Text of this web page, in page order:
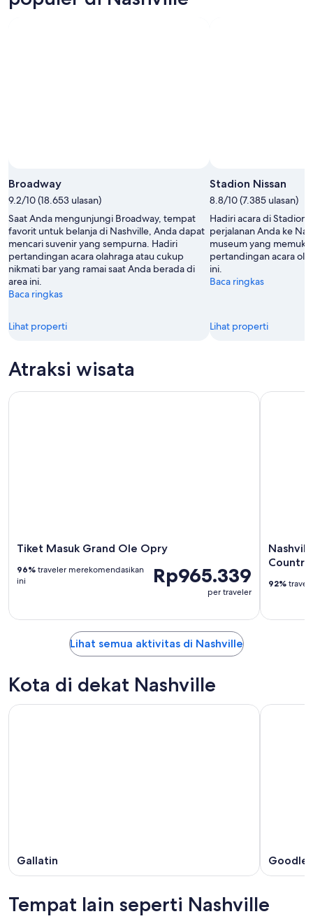
-
8
akhir
Broadway
9.2/10 (18.653 ulasan)
Saat Anda mengunjungi Broadway, tempat
favorit untuk belanja di Nashville, Anda dapat
mencari suvenir yang sempurna. Hadiri
pertandingan acara olahraga atau cukup
nikmati bar yang ramai saat Anda berada di
area ini.
Baca ringkas
Lihat properti
Stadion Nissan
8.8/10 (7.385 ulasan)
Hadiri acara di Stadion
perjalanan Anda ke
museum yang
pertandingan acara
ini.
Baca ringkas
Lihat properti
Atraksi wisata
Tiket Masuk Grand Ole Opry
Rp965.339
per traveler
96% traveler merekomendasikan
ini
Tiket Masuk Grand Ole Opry
Country
92%
Nashville:
Lihat semua aktivitas di Nashville
Kota di dekat Nashville
Gallatin
Tempat lain seperti Nashville